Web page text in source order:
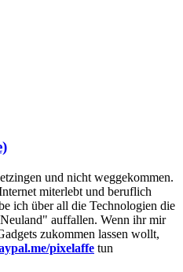
und nicht weggekommen.
miterlebt und beruflich
ich über all die Technologien die
auffallen. Wenn ihr mir
zukommen lassen wollt,
pixelaffe tun